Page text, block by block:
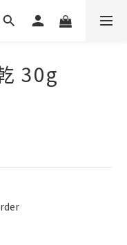
30g